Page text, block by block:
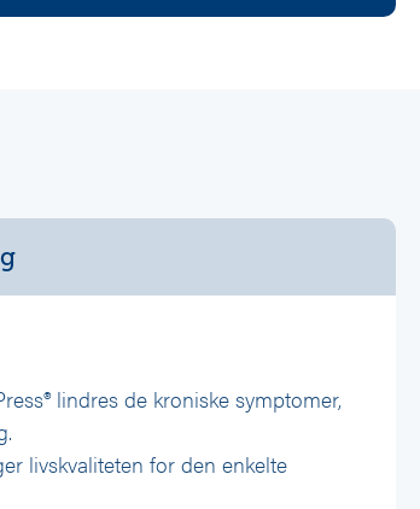
lindres de kroniske symptomer,
livskvaliteten for den enkelte